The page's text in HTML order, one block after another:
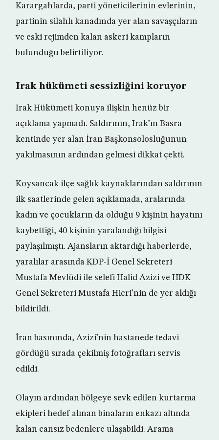
Karargahlarda, parti yöneticilerinin evlerinin,
partinin silahlı kanadında yer alan savaşçıların
ve eski rejimden kalan askeri kampların
bulunduğu belirtiliyor.
Irak hükümeti sessizliğini koruyor
Irak Hükümeti konuya ilişkin henüz bir
açıklama yapmadı. Saldırının, Irak’ın Basra
kentinde yer alan İran Başkonsolosluğunun
yakılmasının ardından gelmesi dikkat çekti.
Koysancak ilçe sağlık kaynaklarından saldırının
ilk saatlerinde gelen açıklamada, aralarında
kadın ve çocukların da olduğu 9 kişinin hayatını
kaybettiği, 40 kişinin yaralandığı bilgisi
paylaşılmıştı. Ajansların aktardığı haberlerde,
yaralılar arasında KDP-İ Genel Sekreteri
Mustafa Mevlüdi ile selefi Halid Azizi ve HDK
Genel Sekreteri Mustafa Hicri’nin de yer aldığı
bildirildi.
İran basınında, Azizi’nin hastanede tedavi
gördüğü sırada çekilmiş fotoğrafları servis
edildi.
Olayın ardından bölgeye sevk edilen kurtarma
ekipleri hedef alınan binaların enkazı altında
kalan cansız bedenlere ulaşabildi. Arama